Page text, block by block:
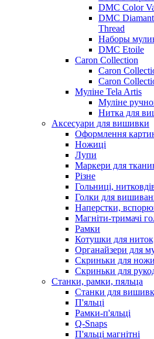
DMC Color
DMC
Thread
Наборы
DMC Etoile
Caron Collection
Caron
Caron
Муліне Tela Artis
Муліне
Нитка для
Аксесуари для вишивки
Оформлення
Ножиці
Лупи
Маркери для
Різне
Гольниці,
Голки для
Наперстки,
Магніти-тримачі
Рамки
Котушки для
Органайзери для
Скриньки для
Скриньки для
Станки, рамки, пяльца
Станки для
П'яльці
Рамки-п'яльці
Q-Snaps
П'яльці магнітні